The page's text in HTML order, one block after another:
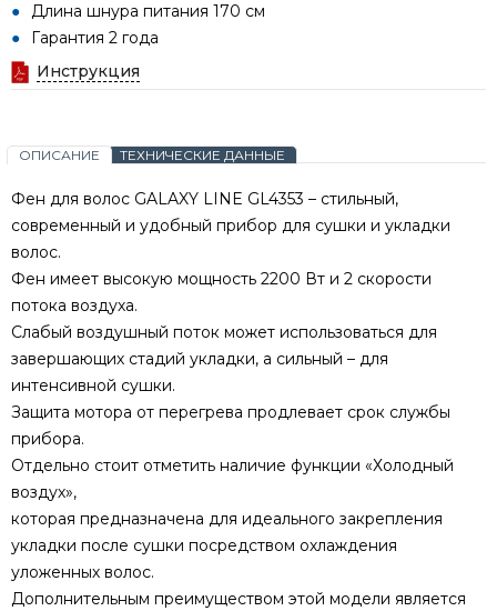
Длина шнура питания 170 см
Гарантия 2 года
Инструкция
ОПИСАНИЕ ТЕХНИЧЕСКИЕ ДАННЫЕ
Фен для волос GALAXY LINE GL4353 – стильный,
современный и удобный прибор для сушки и укладки
волос.
Фен имеет высокую мощность 2200 Вт и 2 скорости
потока воздуха.
Слабый воздушный поток может использоваться для
завершающих стадий укладки, а сильный – для
интенсивной сушки.
Защита мотора от перегрева продлевает срок службы
прибора.
Отдельно стоит отметить наличие функции «Холодный
воздух»,
которая предназначена для идеального закрепления
укладки после сушки посредством охлаждения
уложенных волос.
Дополнительным преимуществом этой модели является